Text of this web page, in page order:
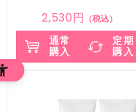
2,530円 （税込）
通常
購入
定期
購入